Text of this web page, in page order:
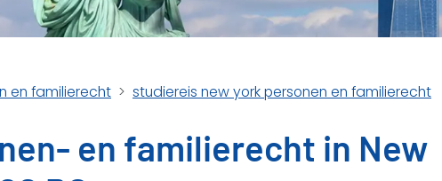
en familierecht studiereis new york personen en familierecht
en familierecht in New